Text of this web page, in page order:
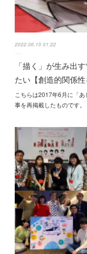
2022.06.15 01:22
「描く」が生み出
たい【創造的関係
こちらは2017年6月に「
事を再掲載したものです。